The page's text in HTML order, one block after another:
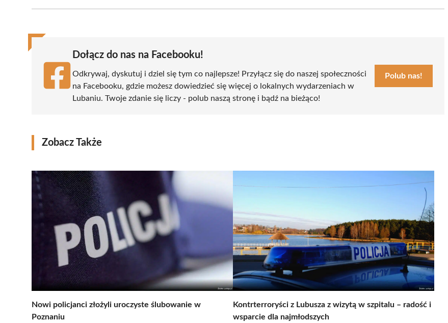
(Twitter)
Dołącz do nas na Facebooku!
Odkrywaj, dyskutuj i dziel się tym co najlepsze! Przyłącz się do naszej społeczności
na Facebooku, gdzie możesz dowiedzieć się więcej o lokalnych wydarzeniach w
Lubaniu. Twoje zdanie się liczy - polub naszą stronę i bądź na bieżąco!
Polub nas!
Zobacz Także
Nowi policjanci złożyli uroczyste ślubowanie w
Poznaniu
Kontrterroryści z Lubusza z wizytą w szpitalu – radość i
wsparcie dla najmłodszych